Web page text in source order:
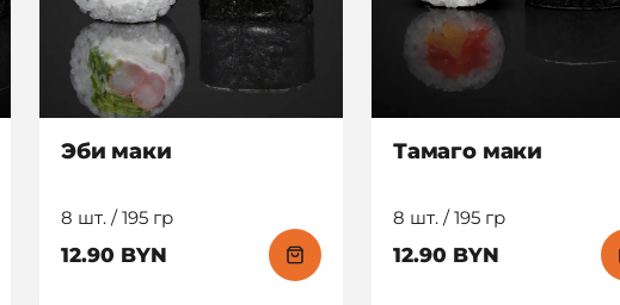
Эби маки
8 шт. / 195 гр
12.90 BYN
Тамаго маки
8 шт. / 195 гр
12.90 BYN